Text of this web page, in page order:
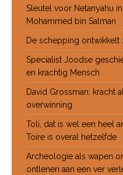
Sleutel voor Netanyahu
Mohammed bin Salman
De schepping ontwikkelt
Specialist Joodse
en krachtig Mensch
David Grossman: kracht
overwinning
Toli, dat is wel een heel
Toire is overal hetzelfde
Archeologie als wapen
ontlenen aan een ver